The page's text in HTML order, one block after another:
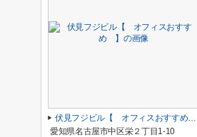
伏見フジビル【 オフィスおすすめ 】
愛知県名古屋市中区栄２丁目1-10